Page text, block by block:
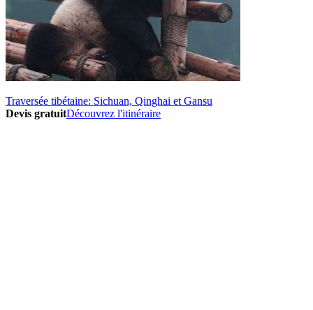
Traversée tibétaine: Sichuan, Qinghai et Gansu
Devis gratuitDécouvrez l'itinéraire